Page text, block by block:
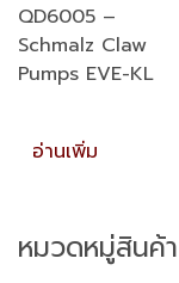
QD6005 –
Schmalz Claw
Pumps EVE-KL
อ่านเพิ่ม
หมวดหมู่สินค้า